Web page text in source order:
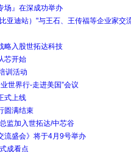
』在深成功举办
亚迪站）"与王石、王传福等企业家交
略入股世拓达科技
芯开始
训活动
世界行-走进美国”会议
式上线
圆满结束
监加入世拓达/中芯谷
流盛会》将于4月9号举办
成看点